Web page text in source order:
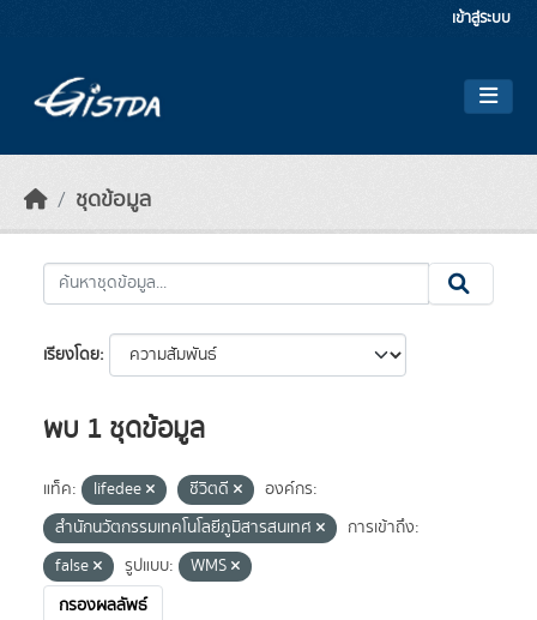
เข้าสู่ระบบ
ชุดข้อมูล
เรียงโดย
พบ 1 ชุดข้อมูล
แท็ค: lifedee ชีวิตดี
องค์กร:
สำนักนวัตกรรมเทคโนโลยีภูมิสารสนเทศ
การเข้าถึง:
false
รูปแบบ:
WMS
กรองผลลัพธ์